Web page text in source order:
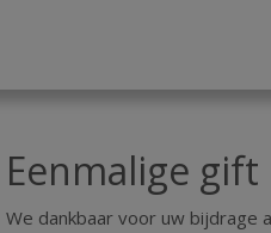
Eenmalige gift
We dankbaar voor uw bijdrage